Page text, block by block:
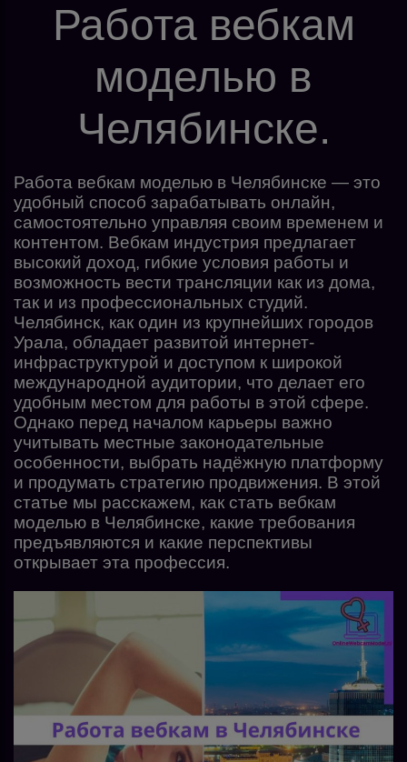
Работа вебкам
моделью в
Челябинске.
Работа вебкам моделью в Челябинске — это
удобный способ зарабатывать онлайн,
самостоятельно управляя своим временем и
контентом. Вебкам индустрия предлагает
высокий доход, гибкие условия работы и
возможность вести трансляции как из дома,
так и из профессиональных студий.
Челябинск, как один из крупнейших городов
Урала, обладает развитой интернет-
инфраструктурой и доступом к широкой
международной аудитории, что делает его
удобным местом для работы в этой сфере.
Однако перед началом карьеры важно
учитывать местные законодательные
особенности, выбрать надёжную платформу
и продумать стратегию продвижения. В этой
статье мы расскажем, как стать вебкам
моделью в Челябинске, какие требования
предъявляются и какие перспективы
открывает эта профессия.